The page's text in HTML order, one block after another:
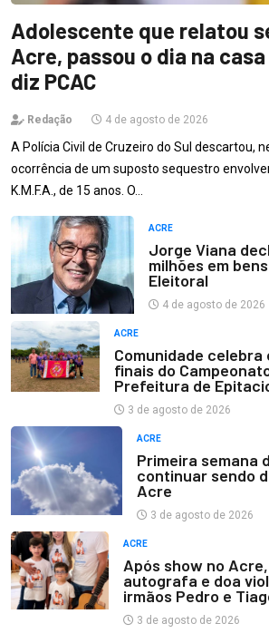
Adolescente que relatou
Acre, passou o dia na
diz PCAC
Redação 4 de agosto de 2026
A Polícia Civil de Cruzeiro do Sul descartou,
ocorrência de um suposto sequestro
K.M.F.A., de 15 anos. O…
ACRE
Jorge Viana
milhões em
Eleitoral
4 de agosto de 2026
ACRE
Comunidade
finais do
Prefeitura de
3 de agosto de 2026
ACRE
Primeira semana
continuar sendo
Acre
3 de agosto de 2026
ACRE
Após show no
autografa e doa
irmãos Pedro e
3 de agosto de 2026